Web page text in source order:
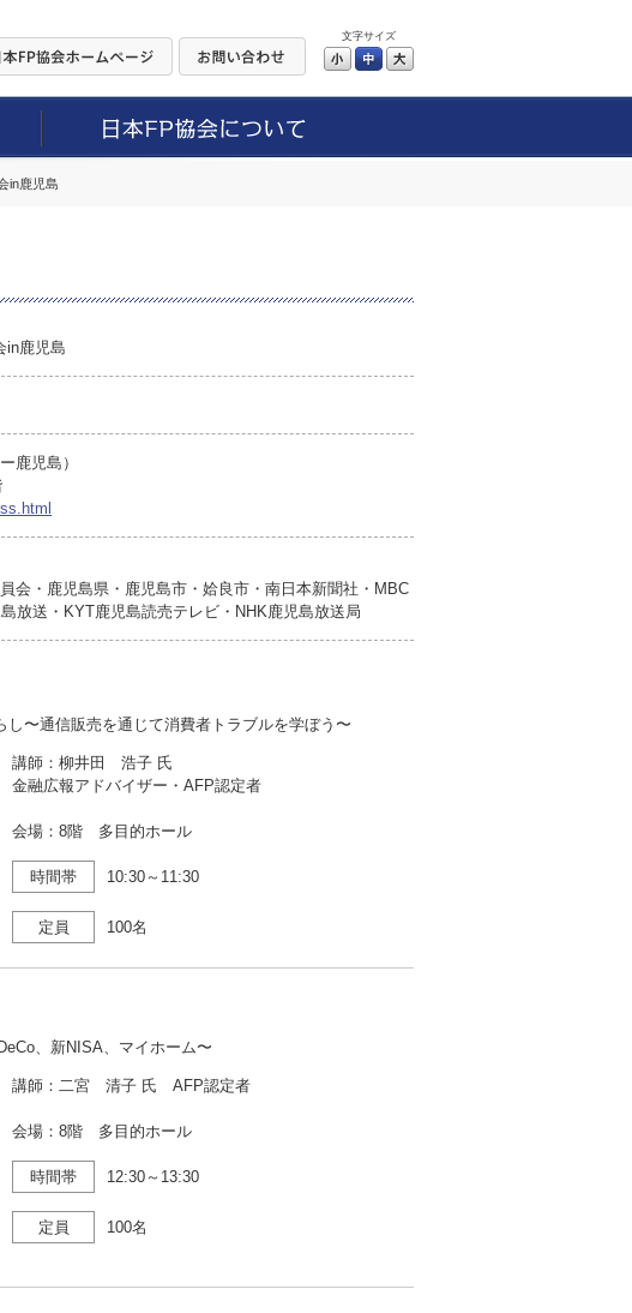
文字サイズ
小 中
in鹿児島
in鹿児島
鹿児島）
会・鹿児島県・鹿児島市・姶良市・南日本新聞社・MBC
放送・KYT鹿児島読売テレビ・NHK鹿児島放送局
し〜通信販売を通じて消費者トラブルを学ぼう〜
講師：柳井田 浩子 氏
金融広報アドバイザー・AFP認定者
会場：8階 多目的ホール
時間帯 10:30～11:30
定員 100名
、新NISA、マイホーム〜
講師：二宮 清子 氏 AFP認定者
会場：8階 多目的ホール
時間帯 12:30～13:30
定員 100名